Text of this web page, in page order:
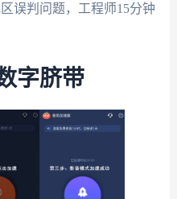
误判问题，工程师15分钟
字脐带